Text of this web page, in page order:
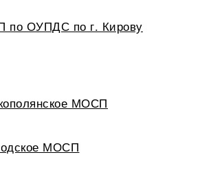
по ОУПДС по г. Кирову
МОСП
МОСП